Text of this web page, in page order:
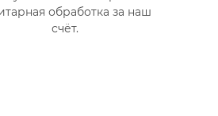
обработка за наш
счёт.